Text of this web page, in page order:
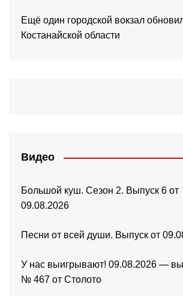
Ещё один городской вокзал
Костанайской области
Видео
Большой куш. Сезон 2. Выпуск 6 от
09.08.2026
Песни от всей души. Выпуск от
У нас выигрывают! 09.08.2026 —
№ 467 от Столото